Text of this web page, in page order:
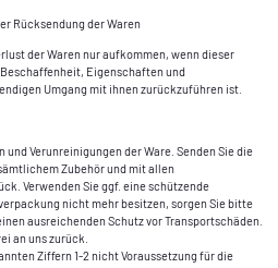
Rücksendung der Waren
der Waren nur aufkommen, wenn dieser
Eigenschaften und
Umgang mit ihnen zurückzuführen ist.
Verunreinigungen der Ware. Senden Sie die
Zubehör und mit allen
Verwenden Sie ggf. eine schützende
nicht mehr besitzen, sorgen Sie bitte
ausreichenden Schutz vor Transportschäden.
an uns zurück.
Ziffern 1-2 nicht Voraussetzung für die